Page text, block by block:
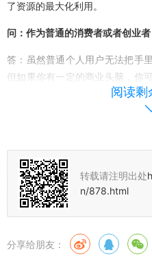
了资源的最大化利用。
问：作为普通的消费者或者创业
答：虽然普通个人用户无法把手
但如果你有一定的商业头脑，你
商直接合作的大型分销商，往往
通过号卡分销平台将大流量池切
下的用户使用。
如果你是一名号卡代理，你不需
需要依托成熟的流量卡平台 ，就
推广，将高性价比的联通流量卡
阅读剩
转载请注明出处
n/878.html
分享给朋友：